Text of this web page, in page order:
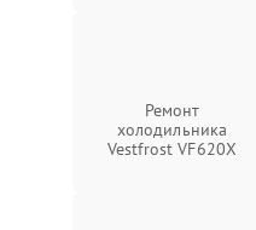
Ремонт
холодильника
Vestfrost VF620X